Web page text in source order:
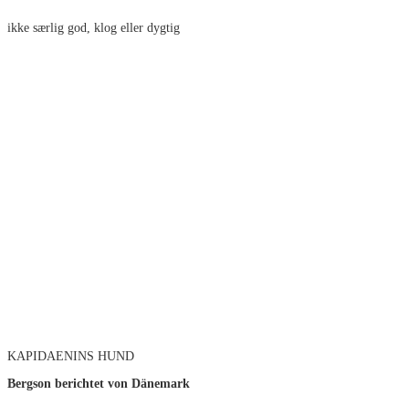
ikke særlig god, klog eller dygtig
KAPIDAENINS HUND
Bergson berichtet von Dänemark